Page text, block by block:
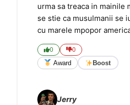
urma sa treaca in mainile
se stie ca musulmanii se
cu marele mpopor
0 0
Award Boost
Jerry